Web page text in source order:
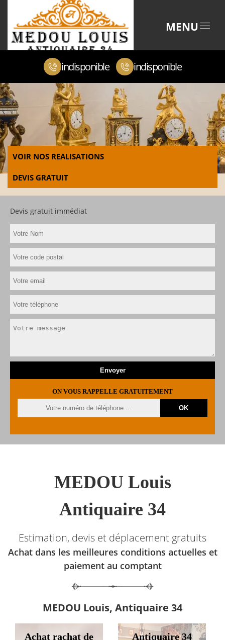
MENU
indisponible indisponible
VOIR NOS REALISATIONS
DEVIS GRATUIT
Devis gratuit immédiat
ON VOUS RAPPELLE GRATUITEMENT
MEDOU Louis
Antiquaire 34
Estimation, devis et déplacement gratuits
Achat dans les meilleures conditions actuelles et
paiement au comptant
MEDOU Louis, Antiquaire 34
Achat rachat de
Antiquaire 34